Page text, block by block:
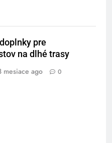
pre
na dlhé trasy
mesiace ago 0